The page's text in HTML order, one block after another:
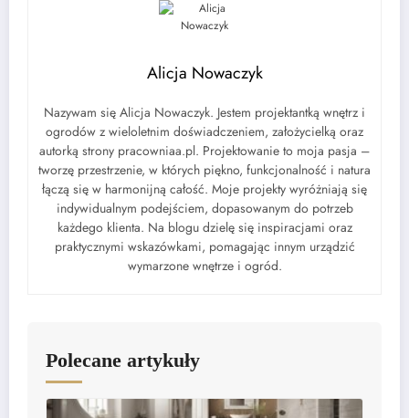
Alicja Nowaczyk
Nazywam się Alicja Nowaczyk. Jestem projektantką wnętrz i
ogrodów z wieloletnim doświadczeniem, założycielką oraz
autorką strony pracowniaa.pl. Projektowanie to moja pasja –
tworzę przestrzenie, w których piękno, funkcjonalność i natura
łączą się w harmonijną całość. Moje projekty wyróżniają się
indywidualnym podejściem, dopasowanym do potrzeb
każdego klienta. Na blogu dzielę się inspiracjami oraz
praktycznymi wskazówkami, pomagając innym urządzić
wymarzone wnętrze i ogród.
Polecane artykuły